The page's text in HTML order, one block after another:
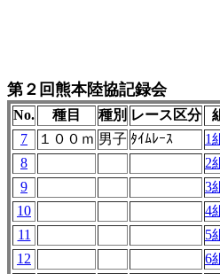
第２回熊本陸協記録会
No. 種目 種別 レース区分
7
１００ｍ 男子 ﾀｲﾑﾚｰｽ 1
8
2
9
3
10
4
11
5
12
6